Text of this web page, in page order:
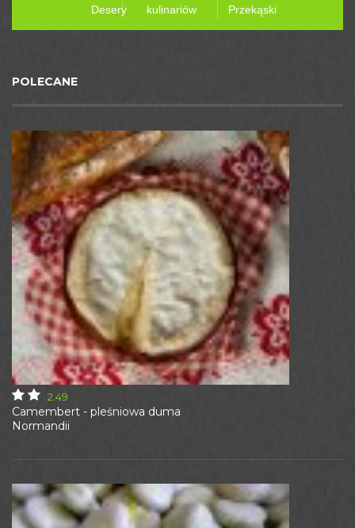
Desery
kulinariów
Przekąski
POLECANE
Camembert - pleśniowa duma
Normandii
2.49